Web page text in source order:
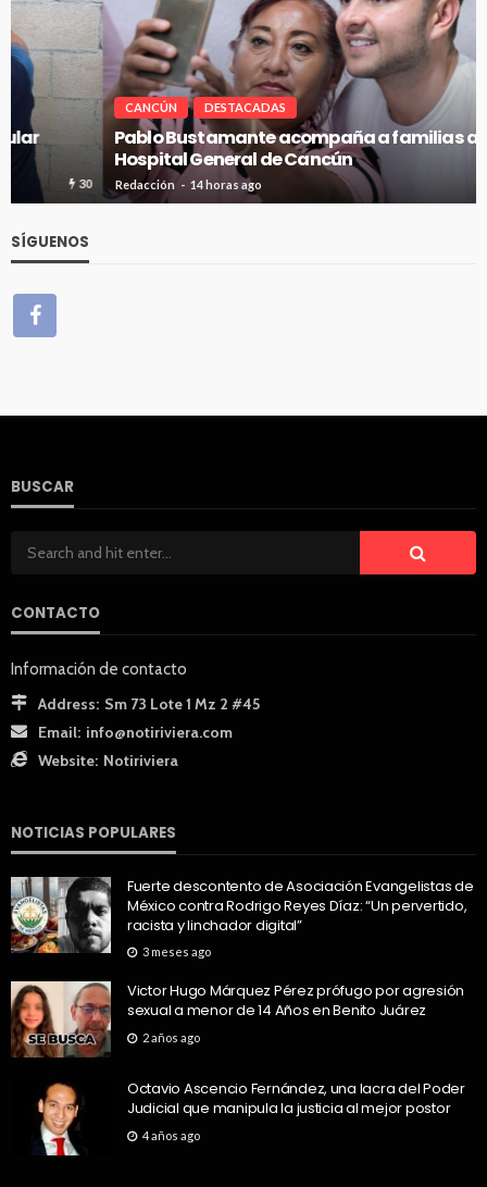
CANCÚN DESTACADAS
Pablo Bustamante acompaña a familias afuera del
Hospital General de Cancún
Redacción 14 horas ago
SÍGUENOS
BUSCAR
CONTACTO
Información de contacto
Address: Sm 73 Lote 1 Mz 2 #45
Email: info@notiriviera.com
Website: Notiriviera
NOTICIAS POPULARES
Fuerte descontento de Asociación Evangelistas de
México contra Rodrigo Reyes Díaz: “Un pervertido,
racista y linchador digital”
3 meses ago
Victor Hugo Márquez Pérez prófugo por agresión
sexual a menor de 14 Años en Benito Juárez
2 años ago
Octavio Ascencio Fernández, una lacra del Poder
Judicial que manipula la justicia al mejor postor
4 años ago